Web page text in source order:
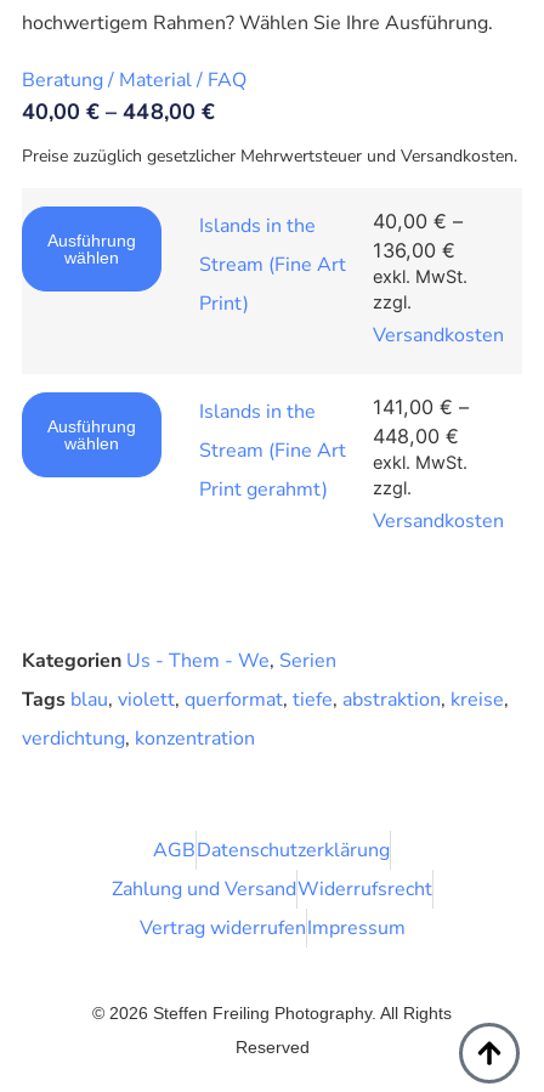
hochwertigem Rahmen? Wählen Sie Ihre Ausführung.
Beratung / Material / FAQ
40,00€ –448,00 €
Preise zuzüglich gesetzlicher Mehrwertsteuer und Versandkosten.
Ausführung
wählen
Islands in the
Stream (Fine Art
Print)
40,00 € –
136,00 €
exkl. MwSt.
zzgl.
Versandkosten
Ausführung
wählen
Islands in the
Stream (Fine Art
Print gerahmt)
141,00 € –
448,00 €
exkl. MwSt.
zzgl.
Versandkosten
Kategorien Us - Them - We, Serien
Tags blau, violett, querformat, tiefe, abstraktion, kreise,
verdichtung, konzentration
AGBDatenschutzerklärung
Zahlung und VersandWiderrufsrecht
Vertrag widerrufenImpressum
© 2026 Steffen Freiling Photography. All Rights
Reserved